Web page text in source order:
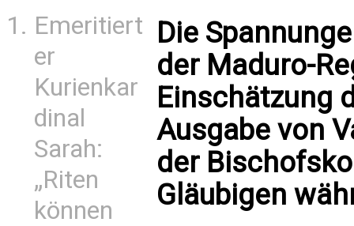
Emeritiert
er
Kurienkar
dinal
Sarah:
„Riten
können
Die
der Maduro-
Einschätzung
Ausgabe von
der
Gläubigen